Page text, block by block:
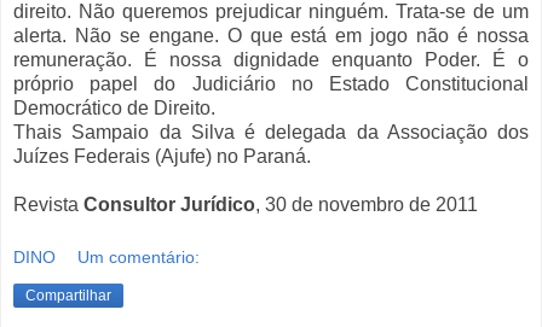
direito. Não queremos prejudicar ninguém. Trata-se de um
alerta. Não se engane. O que está em jogo não é nossa
remuneração. É nossa dignidade enquanto Poder. É o
próprio papel do Judiciário no Estado Constitucional
Democrático de Direito.
Thais Sampaio da Silva é delegada da Associação dos
Juízes Federais (Ajufe) no Paraná.
Revista Consultor Jurídico, 30 de novembro de 2011
DINO Um comentário:
Compartilhar